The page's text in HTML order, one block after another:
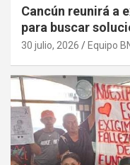
Cancún reunirá a
para buscar
sargazo
30 julio, 2026 Equipo